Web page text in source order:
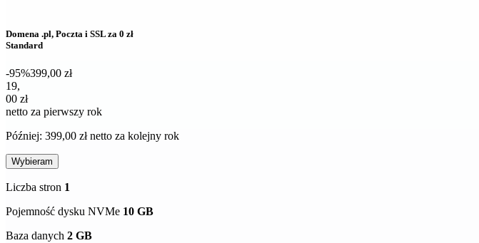
Domena .pl, Poczta i SSL za 0 zł
Standard
-95%399,00 zł
19,00 zł netto za pierwszy rok
19,
00 zł
netto za pierwszy rok
Później: 399,00 zł netto za kolejny rok
Wybieram
Liczba stron 1
Pojemność dysku NVMe 10 GB
Baza danych 2 GB